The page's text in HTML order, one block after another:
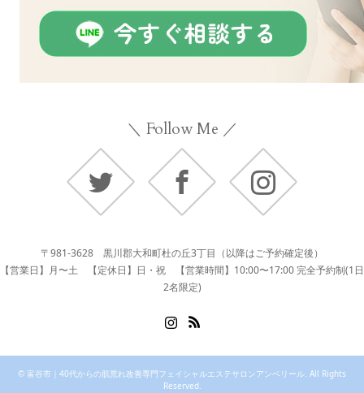
＼ Follow Me ／
Facebook Instagram
〒981-3628 黒川郡大和町杜の丘3丁目（以降はご予約確定後）
【営業日】月〜土 【定休日】日・祝 【営業時間】10:00〜17:00 完全予約制(1日
2名限定)
© 富谷市｜40代からの肌荒れ改善専門フェイシャルエステサロンアンベリール. All Rights
Reserved.